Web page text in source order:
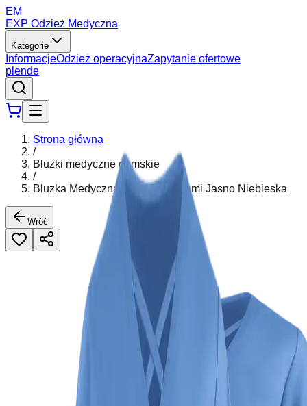
EM
EXP Odzież Medyczna
Kategorie
InformacjeOdzież operacyjnaZapytanie ofertowe
pl ende
Strona główna
/
Bluzki medyczne damskie
/
Bluzka Medyczna Ceris Z Paskami Jasno Niebieska
Wróć